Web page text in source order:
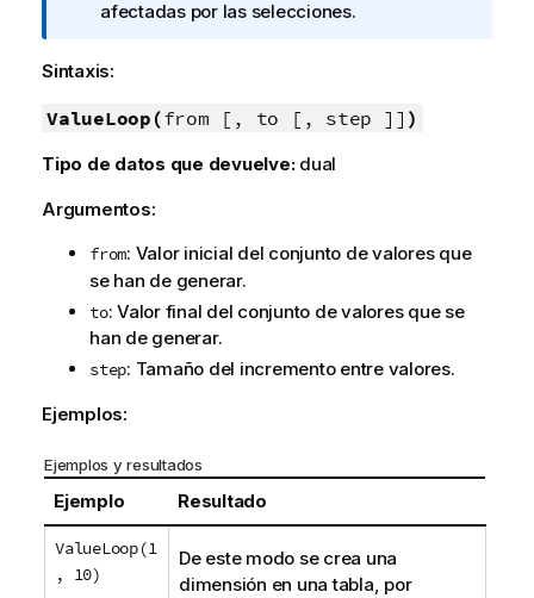
a
o
a
n
o
m
a
t
v
a
afectadas por las selecciones.
Sintaxis:
ValueLoop(from [, to [, step ]] )
Tipo de datos que devuelve: dual
Argumentos:
from: Valor inicial del conjunto de valores que
se han de generar.
to: Valor final del conjunto de valores que se
han de generar.
step: Tamaño del incremento entre valores.
Ejemplos:
Ejemplos y resultados
Ejemplo Resultado
ValueLoop(1
, 10)
De este modo se crea una
dimensión en una tabla, por